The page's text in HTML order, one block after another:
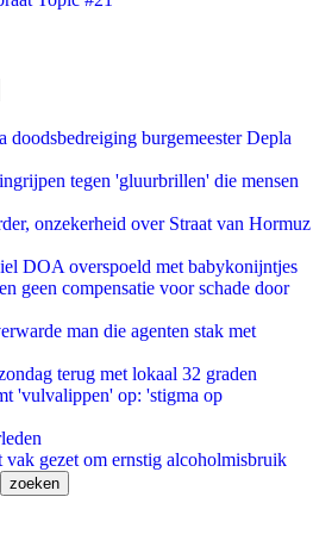
doodsbedreiging burgemeester Depla
tegen 'gluurbrillen' die mensen
onzekerheid over Straat van Hormuz
DOA overspoeld met babykonijntjes
geen compensatie voor schade door
man die agenten stak met
terug met lokaal 32 graden
'vulvalippen' op: 'stigma op
vak gezet om ernstig alcoholmisbruik